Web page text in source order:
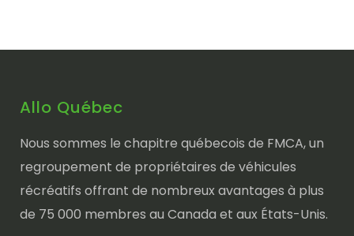
Allo Québec
Nous sommes le chapitre québecois de FMCA, un
regroupement de propriétaires de véhicules
récréatifs offrant de nombreux avantages à plus
de 75 000 membres au Canada et aux États-Unis.